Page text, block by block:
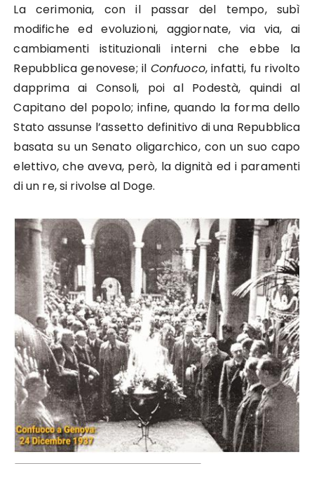
La cerimonia, con il passar del tempo, subì
modifiche ed evoluzioni, aggiornate, via via, ai
cambiamenti istituzionali interni che ebbe la
Repubblica genovese; il Confuoco, infatti, fu rivolto
dapprima ai Consoli, poi al Podestà, quindi al
Capitano del popolo; infine, quando la forma dello
Stato assunse l’assetto definitivo di una Repubblica
basata su un Senato oligarchico, con un suo capo
elettivo, che aveva, però, la dignità ed i paramenti
di un re, si rivolse al Doge.